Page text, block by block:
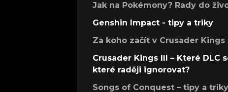
Jak na Pokémony? Rady do
Genshin Impact - tipy a triky
Za koho začít v Crusader
Crusader Kings III – Které DLC
které raději ignorovat?
Songs of Conquest – tipy a triky